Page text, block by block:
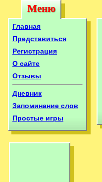
Меню
Меню
Главная
Представиться
Регистрация
О сайте
Отзывы
Дневник
Запоминание слов
Простые игры